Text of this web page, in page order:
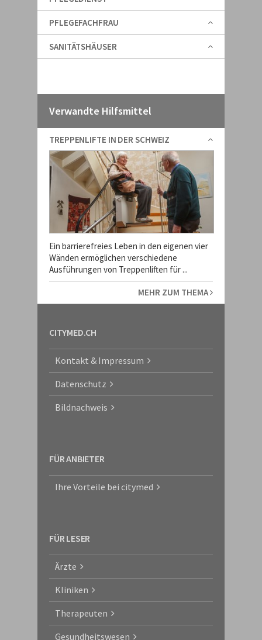
PFLEGEFACHFRAU
SANITÄTSHÄUSER
Verwandte Hilfsmittel
TREPPENLIFTE IN DER SCHWEIZ
Ein barrierefreies Leben in den eigenen vier
Wänden ermöglichen verschiedene
Ausführungen von Treppenliften für ...
MEHR ZUM THEMA
CITYMED.CH
Kontakt & Impressum
Datenschutz
Bildnachweis
FÜR ANBIETER
Ihre Vorteile bei citymed
FÜR LESER
Ärzte
Kliniken
Therapeuten
Gesundheitswesen